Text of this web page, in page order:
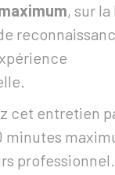
, sur
cet entretien
minutes
professionnel.